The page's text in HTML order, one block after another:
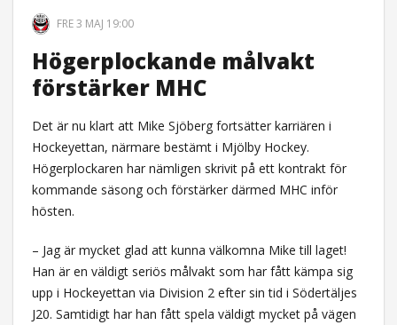
FRE 3 MAJ 19:00
Högerplockande målvakt
förstärker MHC
Det är nu klart att Mike Sjöberg fortsätter karriären i
Hockeyettan, närmare bestämt i Mjölby Hockey.
Högerplockaren har nämligen skrivit på ett kontrakt för
kommande säsong och förstärker därmed MHC inför
hösten.
– Jag är mycket glad att kunna välkomna Mike till laget!
Han är en väldigt seriös målvakt som har fått kämpa sig
upp i Hockeyettan via Division 2 efter sin tid i Södertäljes
J20. Samtidigt har han fått spela väldigt mycket på vägen